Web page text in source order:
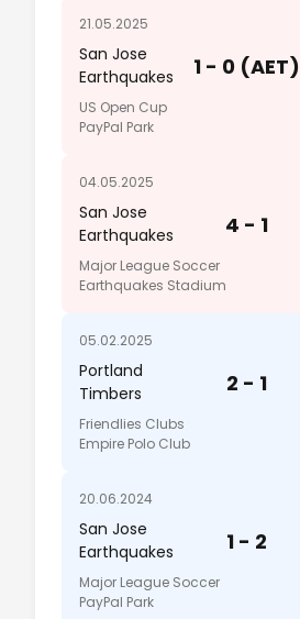
21.05.2025
San Jose
Earthquakes
1 - 0 (AET)
US Open Cup
PayPal Park
04.05.2025
San Jose
Earthquakes
4 - 1
Major League Soccer
Earthquakes Stadium
05.02.2025
Portland
Timbers
2 - 1
Friendlies Clubs
Empire Polo Club
20.06.2024
San Jose
Earthquakes
1 - 2
Major League Soccer
PayPal Park